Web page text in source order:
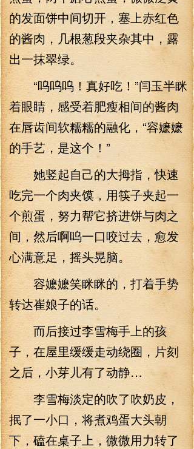
的发面饼中间切开，塞上赤红色
的酱肉，几根葱段夹杂其中，露
出一抹翠绿。
“呜呜呜！真好吃！”闫玉半眯
着眼睛，感受着肥瘦相间的酱肉
在唇齿间软糯糯的融化，“容嬷嬷
的手艺，是这个！”
她竖起自己的大拇指，快速
吃完一个肉夹馍，用筷子夹起一
个煎蛋，努力帮它挤进饼与肉之
间，然后啊呜一口咬过去，愈发
心满意足，摇头晃脑。
容嬷嬷笑眯眯的，打着手势
转达崔娘子的话。
而后接过李雪梅手上的孩
子，在屋里缓缓走动绕圈，片刻
之后，小芽儿有了动静…
李雪梅淡定的吹了吹奶皮，
抿了一小口，将煮鸡蛋大头朝
下，磕在桌子上，微微用力转了